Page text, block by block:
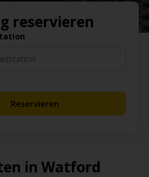
reservieren
Reservieren
in Watford